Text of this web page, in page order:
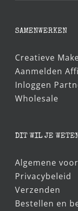
€5,95.
SAMENWERKEN
Creatieve
Aanmelden
Inloggen
Wholesale
DIT WIL JE
Algemene
Privacybeleid
Verzenden
Bestellen en